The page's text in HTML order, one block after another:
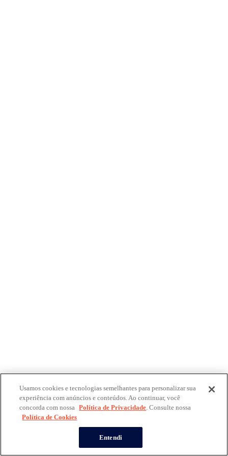
Usamos cookies e tecnologias semelhantes para personalizar sua
experiência com anúncios e conteúdos. Ao continuar, você
concorda com nossa Política de Privacidade. Consulte nossa
Política de Cookies
Entendi